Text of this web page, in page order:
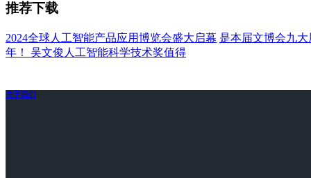
推荐下载
2024全球人工智能产品应用博览会盛大启幕 是本届文博会九大
年！ 吴文俊人工智能科学技术奖值得
关于我们